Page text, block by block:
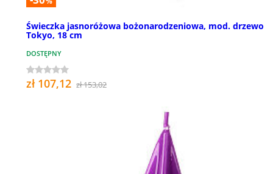
Świeczka jasnoróżowa bożonarodzeniowa, mod. drzewo
Tokyo, 18 cm
DOSTĘPNY
zł 107,12 zł 153,02